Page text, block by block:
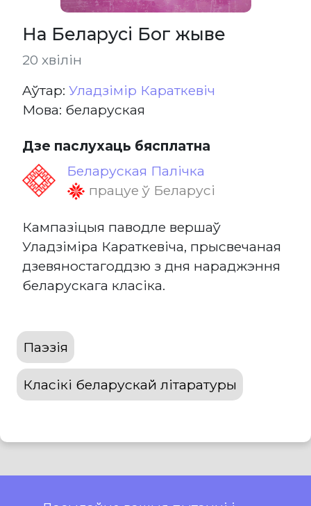
На Беларусі Бог жыве
20 хвілін
Aўтар: Уладзімір Караткевіч
Мова: беларуская
Дзе паслухаць бясплатна
Беларуская Палічка
працуе ў Беларусі
Кампазіцыя паводле вершаў
Уладзіміра Караткевіча, прысвечаная
дзевяностагоддзю з дня нараджэння
беларускага класіка.
Паэзія
Класікі беларускай літаратуры